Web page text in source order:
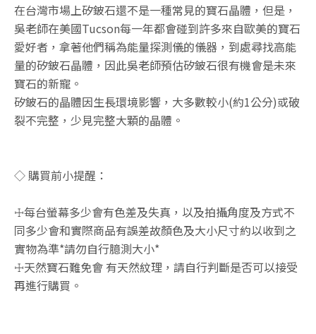
在台灣市場上矽鈹石還不是一種常見的寶石晶體，但是，
吳老師在美國Tucson每一年都會碰到許多來自歐美的寶石
愛好者，拿著他們稱為能量探測儀的儀器，到處尋找高能
量的矽鈹石晶體，因此吳老師預估矽鈹石很有機會是未來
寶石的新寵。
矽鈹石的晶體因生長環境影響，大多數較小(約1公分)或破
裂不完整，少見完整大顆的晶體。
◇ 購買前小提醒：
☩每台螢幕多少會有色差及失真，以及拍攝角度及方式不
同多少會和實際商品有誤差故顏色及大小尺寸約以收到之
實物為準*請勿自行臆測大小*
☩天然寶石難免會 有天然紋理，請自行判斷是否可以接受
再進行購買。